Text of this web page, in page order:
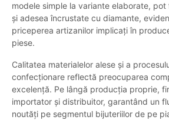
modele simple la variante elaborate,
și adesea încrustate cu diamante,
priceperea artizanilor implicați în
piese.
Calitatea materialelor alese și a
confecționare reflectă preocuparea
excelență. Pe lângă producția proprie,
importator și distribuitor, garantând un
noutăți pe segmentul bijuteriilor de pe